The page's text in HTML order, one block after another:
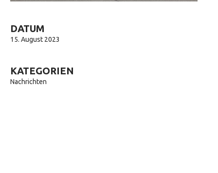
DATUM
15. August 2023
KATEGORIEN
Nachrichten